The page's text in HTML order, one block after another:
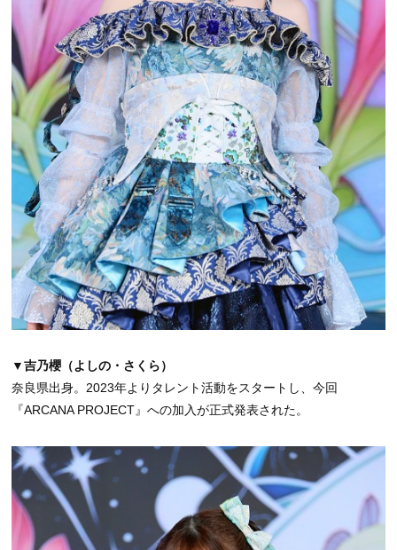
▼吉乃櫻（よしの・さくら）
奈良県出身。2023年よりタレント活動をスタートし、今回
『ARCANA PROJECT』への加入が正式発表された。